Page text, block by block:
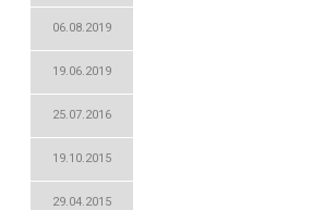
06.08.2019
19.06.2019
25.07.2016
19.10.2015
29.04.2015